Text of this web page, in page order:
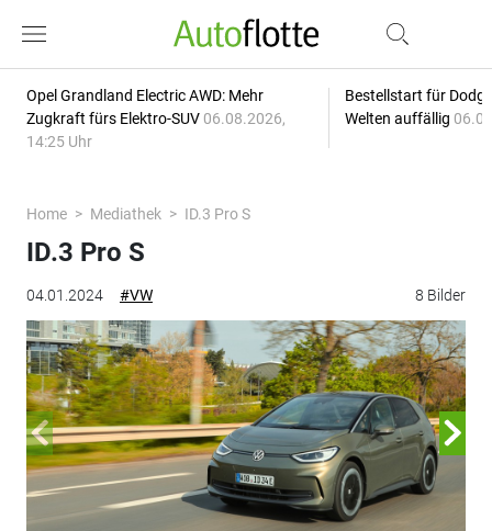
Opel Grandland Electric AWD: Mehr
Zugkraft fürs Elektro-SUV 06.08.2026,
14:25 Uhr
Bestellstart für
Welten auffällig
Home Mediathek ID.3 Pro S
04.01.2024 #VW 8 Bilder
ID.3 Pro S